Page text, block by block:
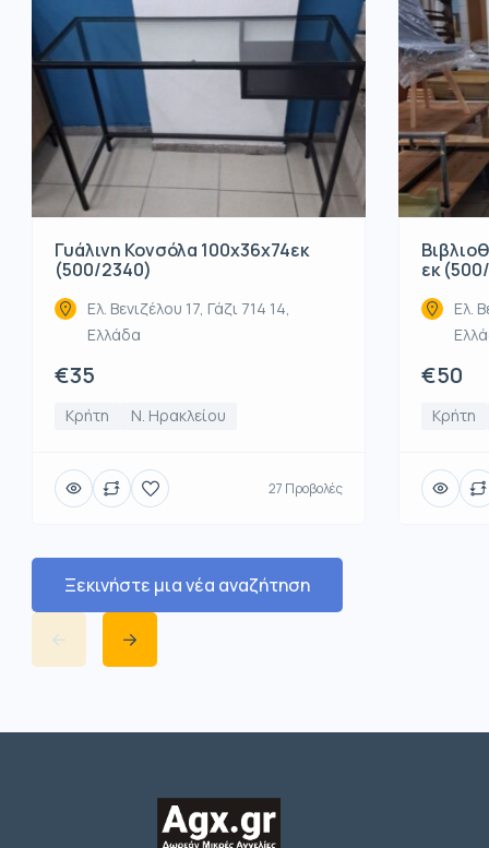
Γυάλινη Κονσόλα 100x36x74εκ
(500/2340)
Ελ. Βενιζέλου 17, Γάζι 714 14,
Ελλάδα
€35
Κρήτη Ν. Ηρακλείου
27 Προβολές
εκ
Ελ.
€50
Κρήτη
Ξεκινήστε μια νέα αναζήτηση